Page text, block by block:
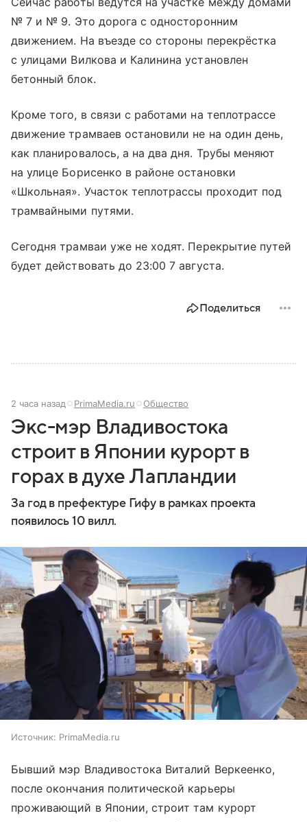
№ 7 и № 9. Это дорога с односторонним
движением. На въезде со стороны перекрёстка
с улицами Вилкова и Калинина установлен
бетонный блок.
Кроме того, в связи с работами на теплотрассе
движение трамваев остановили не на один день,
как планировалось, а на два дня. Трубы меняют
на улице Борисенко в районе остановки
«Школьная». Участок теплотрассы проходит под
трамвайными путями.
Сегодня трамваи уже не ходят. Перекрытие путей
будет действовать до 23:00 7 августа.
Поделиться
2 часа назад PrimaMedia.ru Общество
Экс-мэр Владивостока
строит в Японии курорт в
горах в духе Лапландии
За год в префектуре Гифу в рамках проекта
появилось 10 вилл.
Источник: PrimaMedia.ru
Бывший мэр Владивостока Виталий Веркеенко,
после окончания политической карьеры
проживающий в Японии, строит там курорт